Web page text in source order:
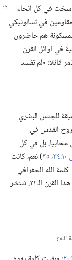
في كل انحاء
في تسالونيكي
هم حاضرون
في اوائل القرن
قائلا:‏ «لم تفسد
للجنس البشري
القدس في
محابيا،‏ بل في كل
‏)‏ نعم،‏ كانت
الله الجغرافي
للناس اينما كانوا فرصة التجاوب مع محبة الله.‏ وفي هذا القرن الـ‍ ٢١،‏ تنتشر
الله؟‏